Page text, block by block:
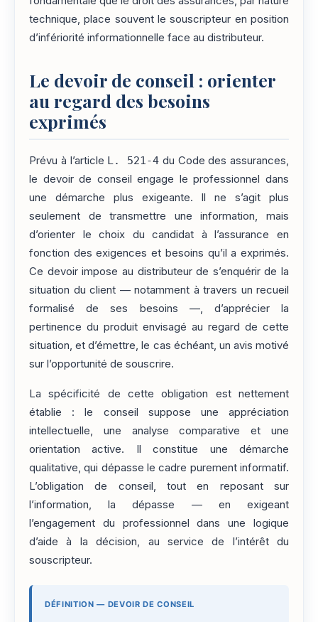
technique, place souvent le souscripteur en position
d’infériorité informationnelle face au distributeur.
Le devoir de conseil : orienter
au regard des besoins
exprimés
Prévu à l’article L. 521-4 du Code des assurances,
le devoir de conseil engage le professionnel dans
une démarche plus exigeante. Il ne s’agit plus
seulement de transmettre une information, mais
d’orienter le choix du candidat à l’assurance en
fonction des exigences et besoins qu’il a exprimés.
Ce devoir impose au distributeur de s’enquérir de la
situation du client — notamment à travers un recueil
formalisé de ses besoins —, d’apprécier la
pertinence du produit envisagé au regard de cette
situation, et d’émettre, le cas échéant, un avis motivé
sur l’opportunité de souscrire.
La spécificité de cette obligation est nettement
établie : le conseil suppose une appréciation
intellectuelle, une analyse comparative et une
orientation active. Il constitue une démarche
qualitative, qui dépasse le cadre purement informatif.
L’obligation de conseil, tout en reposant sur
l’information, la dépasse — en exigeant
l’engagement du professionnel dans une logique
d’aide à la décision, au service de l’intérêt du
souscripteur.
DÉFINITION — DEVOIR DE CONSEIL